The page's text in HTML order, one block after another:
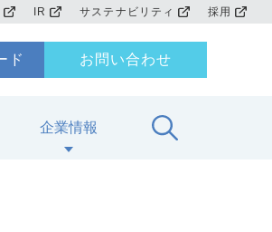
IR サステナビリティ 採用
企業情報
ド お問い合わせ